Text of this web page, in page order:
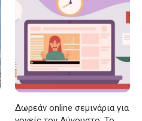
Δωρεάν online σεμινάρια για